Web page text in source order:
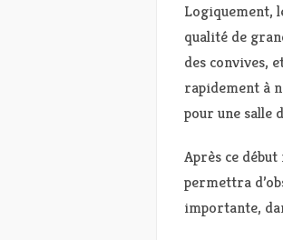
Logiquement,
qualité de
des convives,
rapidement à
pour une salle
Après ce
permettra
importante,